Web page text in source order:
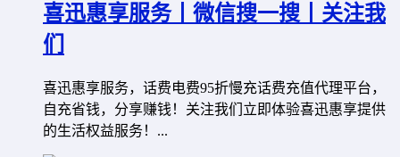
喜迅惠享服务丨微信搜一搜丨关注我
们
喜迅惠享服务，话费电费95折慢充话费充值代理平台，
自充省钱，分享赚钱！关注我们立即体验喜迅惠享提供
的生活权益服务！...